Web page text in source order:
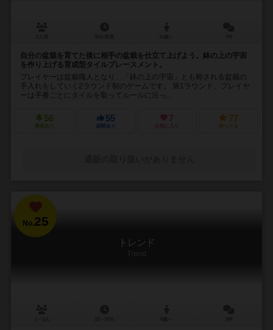
自分の盆栽を育てた後に相手の盆栽を仕立て上げよう。鉢の上の宇宙
を作り上げる育成型タイルプレースメント。
プレイヤーは盆栽職人となり、「鉢の上の宇宙」とも称される盆栽の
手入れをしていく2ラウンド制のゲームです。 第1ラウンド、プレイヤ
ーは手番ごとにタイルを取ってルールに沿っ...
56
興味あり
55
経験あり
7
お気に入り
77
持ってる
No.25
トレンド
Trend